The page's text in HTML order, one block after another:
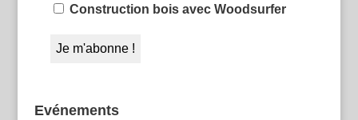
Construction bois avec Woodsurfer
Evénements